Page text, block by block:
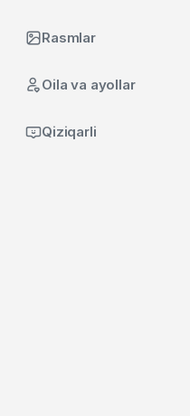
Rasmlar
Oila va ayollar
Qiziqarli